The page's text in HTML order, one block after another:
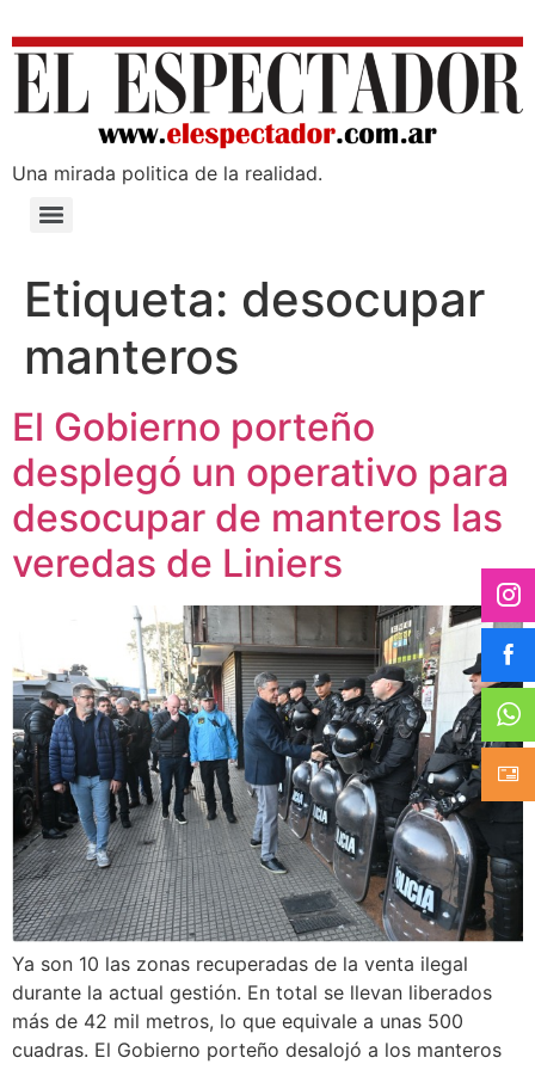
Una mirada poli­tica de la realidad.
Etiqueta: desocupar
manteros
El Gobierno porteño
desplegó un operativo para
desocupar de manteros las
veredas de Liniers
Ya son 10 las zonas recuperadas de la venta ilegal
durante la actual gestión. En total se llevan liberados
más de 42 mil metros, lo que equivale a unas 500
cuadras. El Gobierno porteño desalojó a los manteros